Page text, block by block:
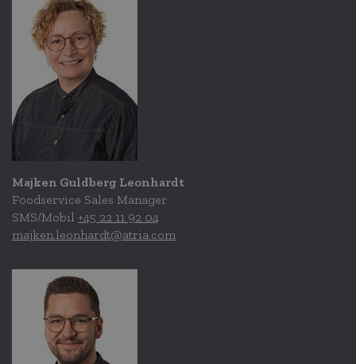
Majken Guldberg Leonhardt
Foodservice Sales Manager
SMS/Mobil +45 22 11 92 04
majken.leonhardt@atria.com